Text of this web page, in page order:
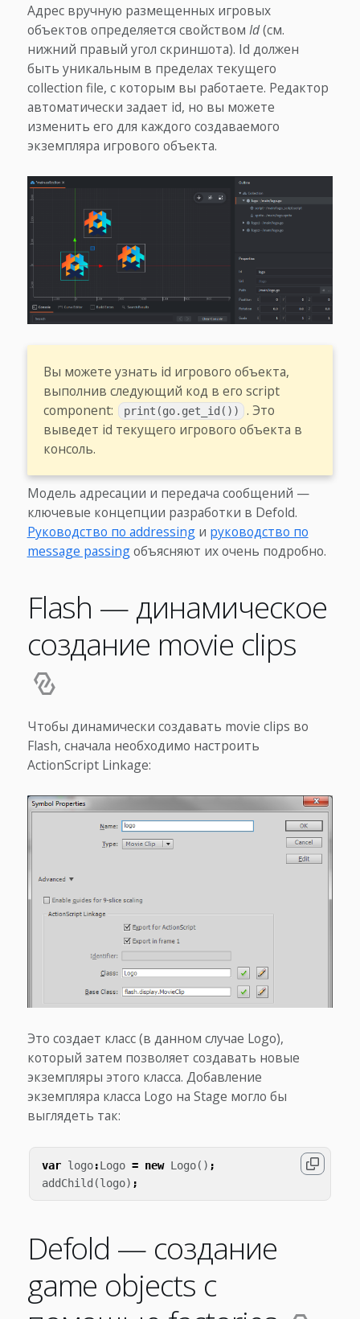
Адрес вручную размещенных игровых
объектов определяется свойством Id(см.
нижний правый угол скриншота). Id должен
быть уникальным в пределах текущего
collection file, с которым вы работаете. Редактор
автоматически задает id, но вы можете
изменить его для каждого создаваемого
экземпляра игрового объекта.
Вы можете узнать id игрового объекта,
выполнив следующий код в его script
component:
print(go.get_id())
. Это
выведет id текущего игрового объекта в
консоль.
Модель адресации и передача сообщений —
ключевые концепции разработки в Defold.
Руководство по addressingи руководство по
message passingобъясняют их очень подробно.
Flash — динамическое
создание movie clips
Чтобы динамически создавать movie clips во
Flash, сначала необходимо настроить
ActionScript Linkage:
Это создает класс (в данном случае Logo),
который затем позволяет создавать новые
экземпляры этого класса. Добавление
экземпляра класса Logo на Stage могло бы
выглядеть так:
var logo:Logo = new Logo() ;
addChild (logo) ;
Defold — создание
game objects с